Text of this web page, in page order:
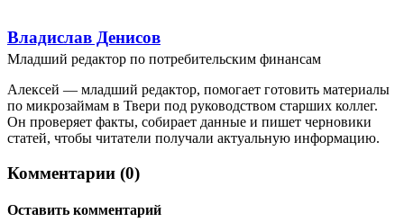
Владислав Денисов
Младший редактор по потребительским финансам
Алексей — младший редактор, помогает готовить материалы
по микрозаймам в Твери под руководством старших коллег.
Он проверяет факты, собирает данные и пишет черновики
статей, чтобы читатели получали актуальную информацию.
Комментарии (0)
Оставить комментарий